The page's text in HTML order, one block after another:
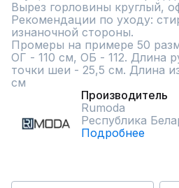
Вырез горловины круглый,
Рекомендации по уходу:
изнаночной стороны.
Промеры на примере 50
ОГ - 110 см, ОБ - 112. Длина
точки шеи - 25,5 см. Длина
см
Производитель
Rumoda
Республика
Подробнее